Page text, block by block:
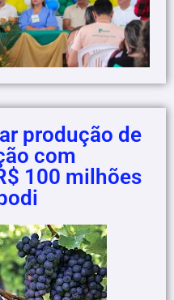
produção de
com
100 milhões